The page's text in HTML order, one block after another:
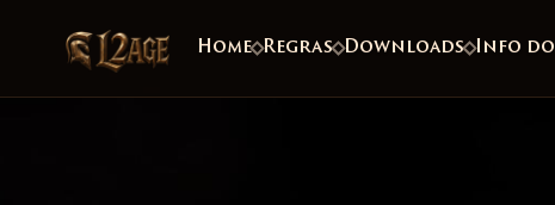
Home Regras Downloads Info